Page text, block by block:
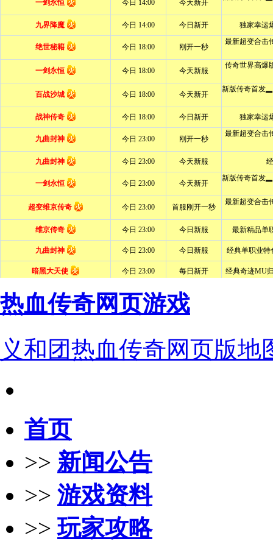
热血传奇网页游戏
义和团热血传奇网页版地
首页
>> 新闻公告
>> 游戏资料
>>玩家攻略